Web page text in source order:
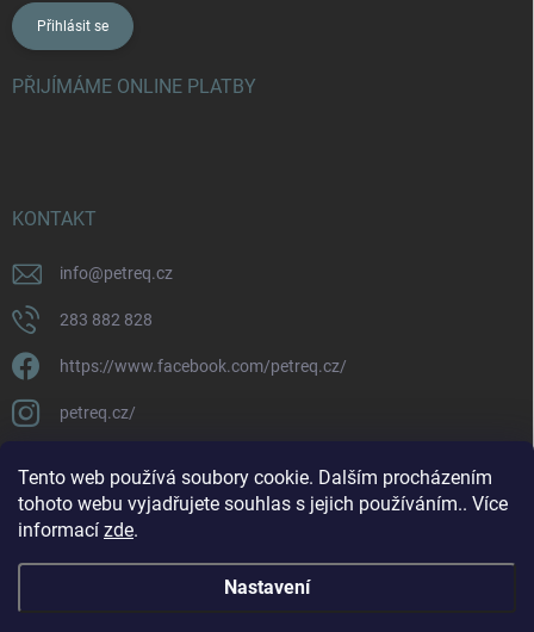
Tento web používá soubory cookie. Dalším procházením
tohoto webu vyjadřujete souhlas s jejich používáním.. Více
informací zde.
Nastavení
Přihlásit se
PŘIJÍMÁME ONLINE PLATBY
KONTAKT
info@petreq.cz
283 882 828
https://www.facebook.com/petreq.cz/
petreq.cz/